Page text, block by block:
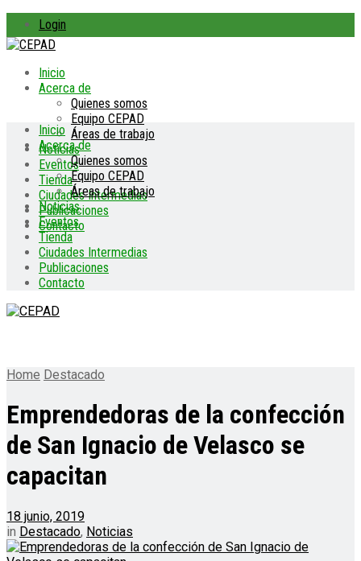
Login
Inicio
Acerca de
Quienes somos
Equipo CEPAD
Áreas de trabajo
Noticias
Eventos
Tienda
Ciudades Intermedias
Publicaciones
Contacto
Inicio
Acerca de
Quienes somos
Equipo CEPAD
Áreas de trabajo
Noticias
Eventos
Tienda
Ciudades Intermedias
Publicaciones
Contacto
Home Destacado
Emprendedoras de la confección
de San Ignacio de Velasco se
capacitan
18 junio, 2019
in Destacado, Noticias